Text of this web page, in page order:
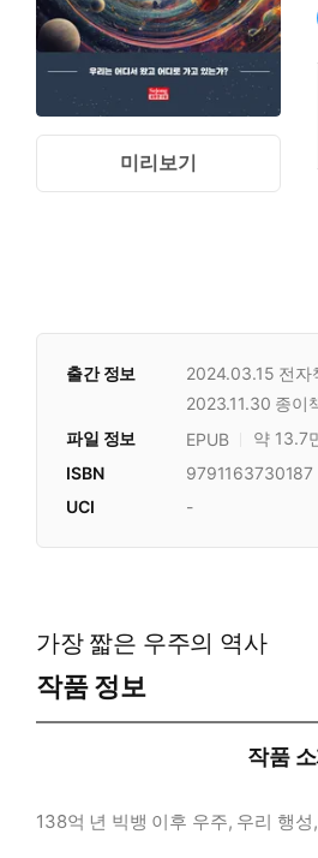
미리보기
출간 정보 2024.03.15 전자
2023.11.30 종이
파일 정보 EPUB 약 13.7
ISBN
9791163730187
UCI
-
가장 짧은 우주의 역사
작품 정보
작품 소
138억 년 빅뱅 이후 우주, 우리 행